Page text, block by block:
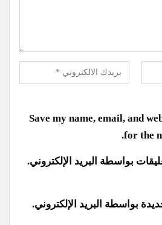
Save my name, email, and
for the
بواسطة البريد الإلكتروني.
بواسطة البريد الإلكتروني.